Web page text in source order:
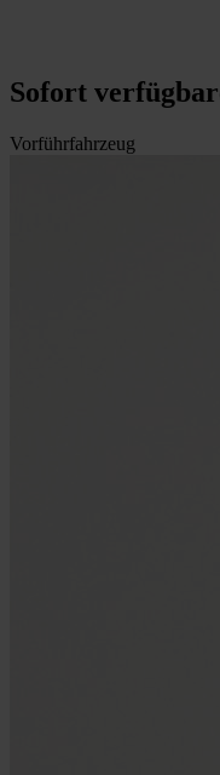
Sofort
Vorführfahrzeug